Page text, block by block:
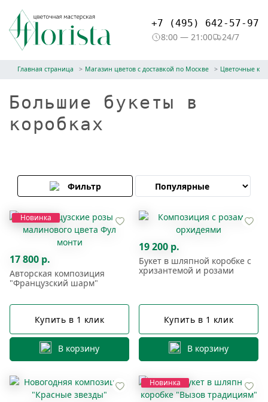
+7 (495) 642-57-97
8:00 — 21:00
24/7
Главная страница Магазин цветов с доставкой по Москве Цветочные
Большие букеты в
коробках
Фильтр
Новинка
17 800 р.
Авторская композиция
"Французский шарм"
Купить в 1 клик
В корзину
19 200 р.
Букет в шляпной коробке с
хризантемой и розами
Купить в 1 клик
В корзину
Новинка